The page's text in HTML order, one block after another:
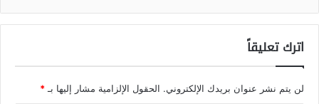
اترك تعليقاً
لن يتم نشر عنوان بريدك الإلكتروني. الحقول الإلزامية مشار إليها بـ*